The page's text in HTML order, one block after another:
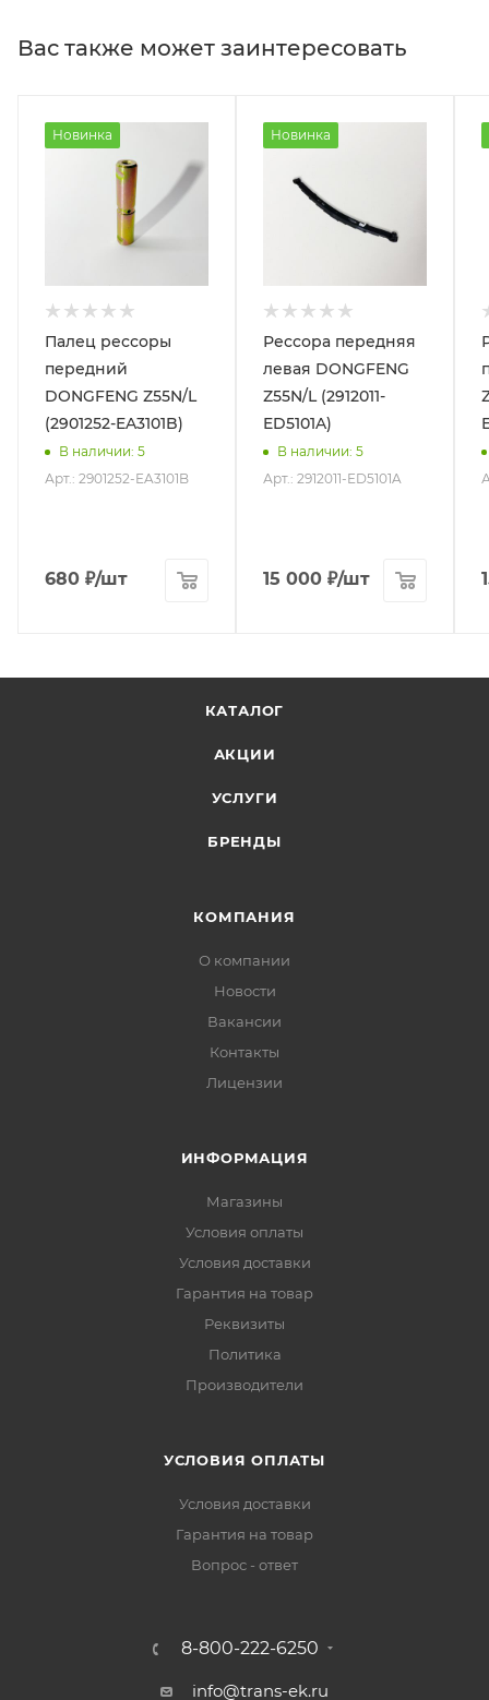
Вас также может заинтересовать
Новинка
Палец рессоры
передний
DONGFENG Z55N/L
(2901252-EA3101B)
В наличии: 5
Арт.: 2901252-EA3101B
680 ₽/шт
Новинка
Рессора передняя
левая DONGFENG
Z55N/L (2912011-
ED5101A)
В наличии: 5
Арт.: 2912011-ED5101A
15 000 ₽/шт
КАТАЛОГ
АКЦИИ
УСЛУГИ
БРЕНДЫ
КОМПАНИЯ
О компании
Новости
Вакансии
Контакты
Лицензии
ИНФОРМАЦИЯ
Магазины
Условия оплаты
Условия доставки
Гарантия на товар
Реквизиты
Политика
Производители
УСЛОВИЯ ОПЛАТЫ
Условия доставки
Гарантия на товар
Вопрос - ответ
8-800-222-6250
info@trans-ek.ru